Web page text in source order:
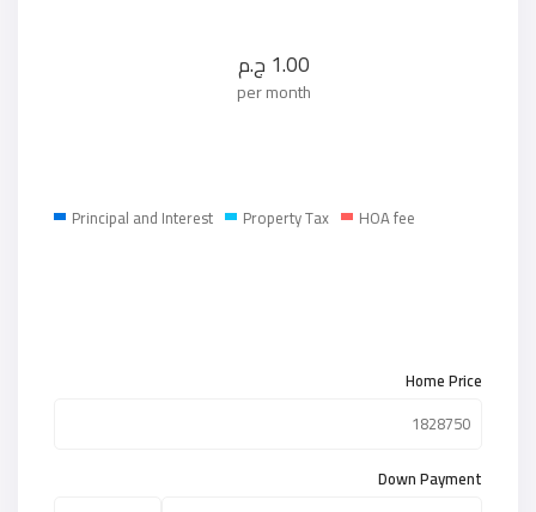
1.00 ج.م
per month
Principal and Interest Property Tax HOA fee
Home Price
Down Payment